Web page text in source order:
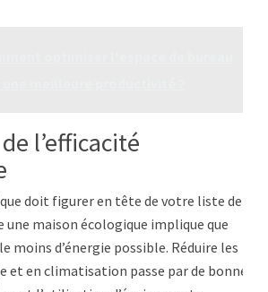
l’efficacité
doit figurer en tête de votre liste de
maison écologique implique que
moins d’énergie possible. Réduire les
et en climatisation passe par de bonnes